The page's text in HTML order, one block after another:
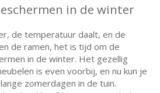
in de winter
de temperatuur daalt, en de
de ramen, het is tijd om de
in de winter. Het gezellig
is even voorbij, en nu kun je
zomerdagen in de tuin.